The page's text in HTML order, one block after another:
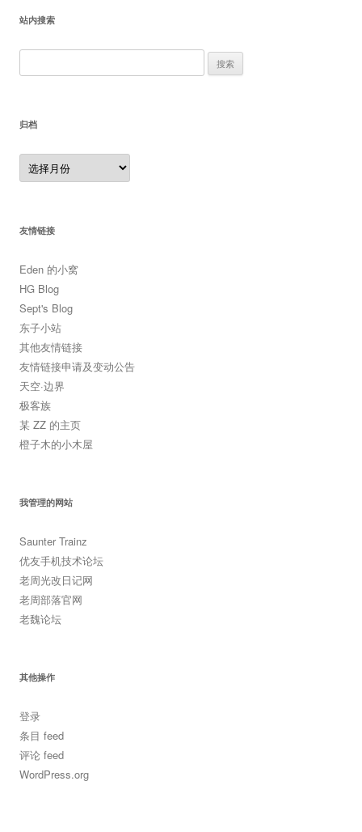
站内搜索
索：
归档
归
档
友情链接
Eden 的小窝
HG Blog
Sept's Blog
东子小站
其他友情链接
友情链接申请及变动公告
天空·边界
极客族
某 ZZ 的主页
橙子木的小木屋
我管理的网站
Saunter Trainz
优友手机技术论坛
老周光改日记网
老周部落官网
老魏论坛
其他操作
登录
条目 feed
评论 feed
WordPress.org